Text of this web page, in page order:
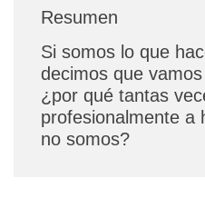
Resumen
Si somos lo que
decimos que
¿por qué tantas
profesionalmente a
no somos?